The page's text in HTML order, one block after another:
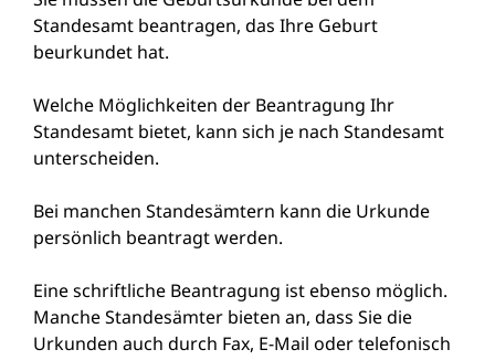
Standesamt beantragen, das Ihre Geburt
beurkundet hat.
Welche Möglichkeiten der Beantragung Ihr
Standesamt bietet, kann sich je nach Standesamt
unterscheiden.
Bei manchen Standesämtern kann die Urkunde
persönlich beantragt werden.
Eine schriftliche Beantragung ist ebenso möglich.
Manche Standesämter bieten an, dass Sie die
Urkunden auch durch Fax, E-Mail oder telefonisch